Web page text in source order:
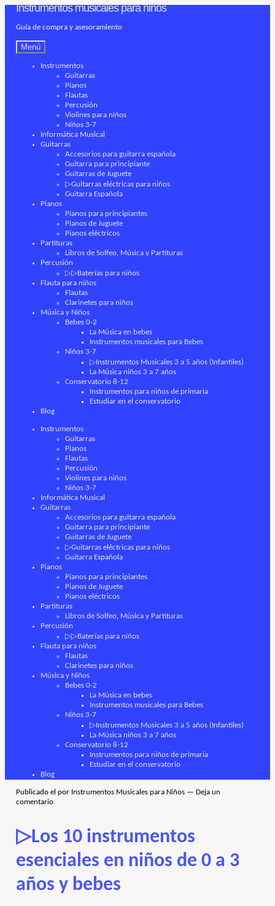
Ir
la
Ir
contenido
Instrumentos musicales para niños
Guía de compra y asesoramiento
Menú
Instrumentos
Guitarras
Pianos
Flautas
Percusión
Violines para niños
Niños 3-7
Informática Musical
Guitarras
Accesorios para guitarra española
Guitarra para principiante
Guitarras de Juguete
▷Guitarras eléctricas para niños
Guitarra Española
Pianos
Pianos para principiantes
Pianos de Juguete
Pianos eléctricos
Partituras
Libros de Solfeo, Música y Partituras
Percusión
▷▷Baterías para niños
Flauta para niños
Flautas
Clarinetes para niños
Música y Niños
Bebes 0-2
La Música en bebes
Instrumentos musicales para Bebes
Niños 3-7
▷Instrumentos Musicales 3 a 5 años (Infantiles)
La Música niños 3 a 7 años
Conservatorio 8-12
Instrumentos para niños de primaria
Estudiar en el conservatorio
Blog
Instrumentos
Guitarras
Pianos
Flautas
Percusión
Violines para niños
Niños 3-7
Informática Musical
Guitarras
Accesorios para guitarra española
Guitarra para principiante
Guitarras de Juguete
▷Guitarras eléctricas para niños
Guitarra Española
Pianos
Pianos para principiantes
Pianos de Juguete
Pianos eléctricos
Partituras
Libros de Solfeo, Música y Partituras
Percusión
▷▷Baterías para niños
Flauta para niños
Flautas
Clarinetes para niños
Música y Niños
Bebes 0-2
La Música en bebes
Instrumentos musicales para Bebes
Niños 3-7
▷Instrumentos Musicales 3 a 5 años (Infantiles)
La Música niños 3 a 7 años
Conservatorio 8-12
Instrumentos para niños de primaria
Estudiar en el conservatorio
Blog
Publicado elpor Instrumentos Musicales para Niños —Deja un
comentario
▷Los 10 instrumentos
esenciales en niños de 0 a 3
años y bebes